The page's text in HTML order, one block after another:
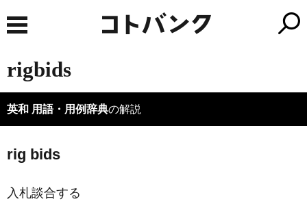
rigbids
英和 用語・用例辞典の解説
rig bids
入札談合する